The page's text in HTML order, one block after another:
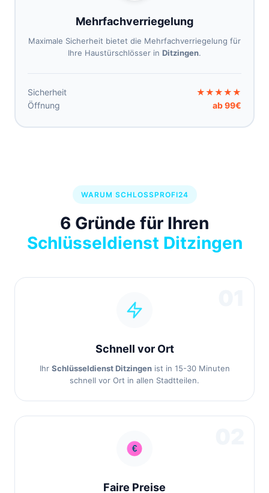
Mehrfachverriegelung
Maximale Sicherheit bietet die Mehrfachverriegelung für
Ihre Haustürschlösser in Ditzingen.
Sicherheit
★★★★★
Öffnung
ab 99€
WARUM SCHLOSSPROFI24
6 Gründe für Ihren
Schlüsseldienst Ditzingen
Schnell vor Ort
Ihr Schlüsseldienst Ditzingenist in 15-30 Minuten
schnell vor Ort in allen Stadtteilen.
Faire Preise